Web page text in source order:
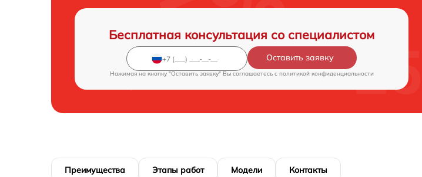
Бесплатная консультация со специалистом
Оставить заявку
Нажимая на кнопку "Оставить заявку" Вы соглашаетесь c политикой конфиденциальности
Преимущества Этапы работ Модели Контакты